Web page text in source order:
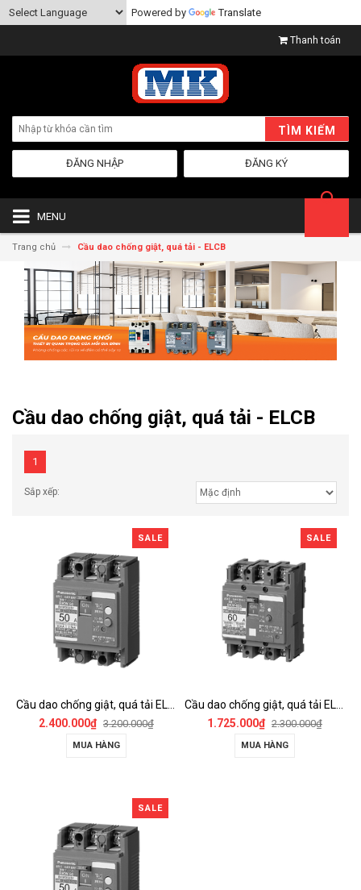
Powered by Translate
Thanh toán
TÌM KIẾM
ĐĂNG KÝ
ĐĂNG NHẬP
MENU
Trang chủ Cầu dao chống giật, quá tải - ELCB
Cầu dao chống giật, quá tải - ELCB
Sắp xếp:
1
SALE
2.400.000₫ 3.200.000₫
MUA HÀNG
SALE
1.725.000₫ 2.300.000₫
MUA HÀNG
SALE